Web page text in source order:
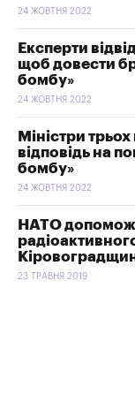
24 ЖОВТНЯ 2022
Експерти
щоб довести
бомбу»
24 ЖОВТНЯ 2022
Міністри
відповідь на
бомбу»
24 ЖОВТНЯ 2022
НАТО
23 ТРАВНЯ 2019